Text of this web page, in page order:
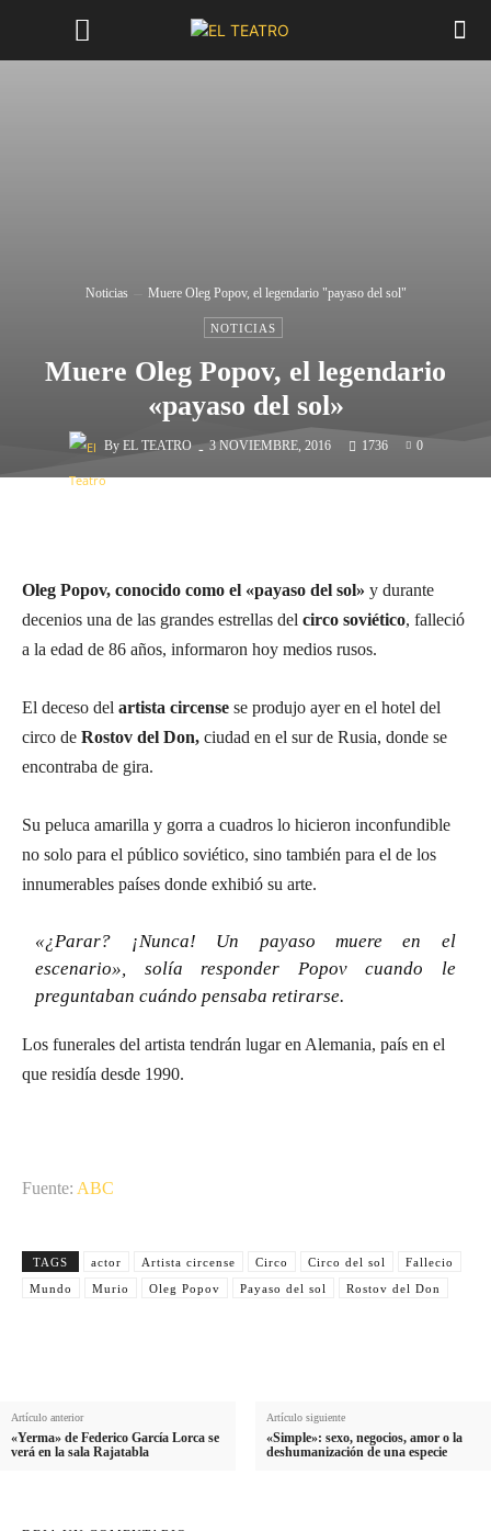
Noticias Muere Oleg Popov, el legendario "payaso del sol"
NOTICIAS
Muere Oleg Popov, el legendario
«payaso del sol»
By EL TEATRO - 3 NOVIEMBRE, 2016 1736 0
Oleg Popov, conocido como el «payaso del sol» y durante
decenios una de las grandes estrellas del circo soviético, falleció
a la edad de 86 años, informaron hoy medios rusos.
El deceso del artista circense se produjo ayer en el hotel del
circo de Rostov del Don, ciudad en el sur de Rusia, donde se
encontraba de gira.
Su peluca amarilla y gorra a cuadros lo hicieron inconfundible
no solo para el público soviético, sino también para el de los
innumerables países donde exhibió su arte.
«¿Parar? ¡Nunca! Un payaso muere en el
escenario», solía responder Popov cuando le
preguntaban cuándo pensaba retirarse.
Los funerales del artista tendrán lugar en Alemania, país en el
que residía desde 1990.
Fuente: ABC
TAGS actor Artista circense Circo Circo del sol
Fallecio
Mundo
Murio Oleg Popov Payaso del sol Rostov del Don
Artículo anterior
«Yerma» de Federico García Lorca se
verá en la sala Rajatabla
Artículo siguiente
«Simple»: sexo, negocios, amor o la
deshumanización de una especie